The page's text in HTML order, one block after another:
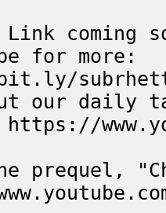
Link coming
for more:
our daily
https://
prequel,